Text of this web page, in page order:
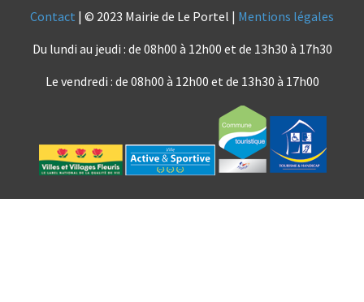
Contact | © 2023 Mairie de Le Portel | Mentions légales
Du lundi au jeudi : de 08h00 à 12h00 et de 13h30 à 17h30
Le vendredi : de 08h00 à 12h00 et de 13h30 à 17h00